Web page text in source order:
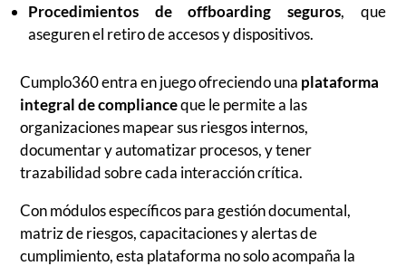
Procedimientos de offboarding seguros, que
aseguren el retiro de accesos y dispositivos.
Cumplo360 entra en juego ofreciendo una plataforma
integral de complianceque le permite a las
organizaciones mapear sus riesgos internos,
documentar y automatizar procesos, y tener
trazabilidad sobre cada interacción crítica.
Con módulos específicos para gestión documental,
matriz de riesgos, capacitaciones y alertas de
cumplimiento, esta plataforma no solo acompaña la